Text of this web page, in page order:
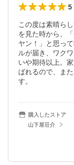
5
この度は素晴ら
を見た時から、
ヤン！」と思っ
ルが届き、ワク
いや期待以上。
ばれるので、ま
す。
購入したストア
山下屋荘介